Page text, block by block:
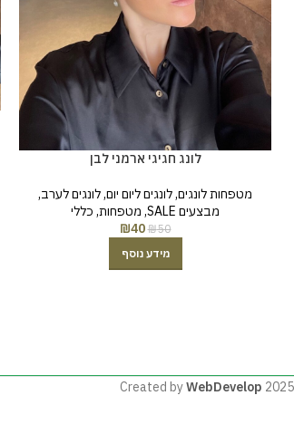
לונג חגיגי ארמני לבן
מטפחות לונגים,לונגים ליום יום,לונגים לערב,
מבצעים SALE
, מטפחות, כללי
₪50
₪40
מידע נוסף
Created byWebDevelop 2025